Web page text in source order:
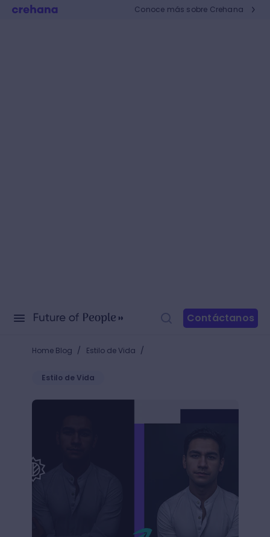
Conoce más sobre Crehana
Contáctanos
Home Blog / Estilo de Vida /
Estilo de Vida
¿Cómo aclarar una foto oscura? ¡Logra que una